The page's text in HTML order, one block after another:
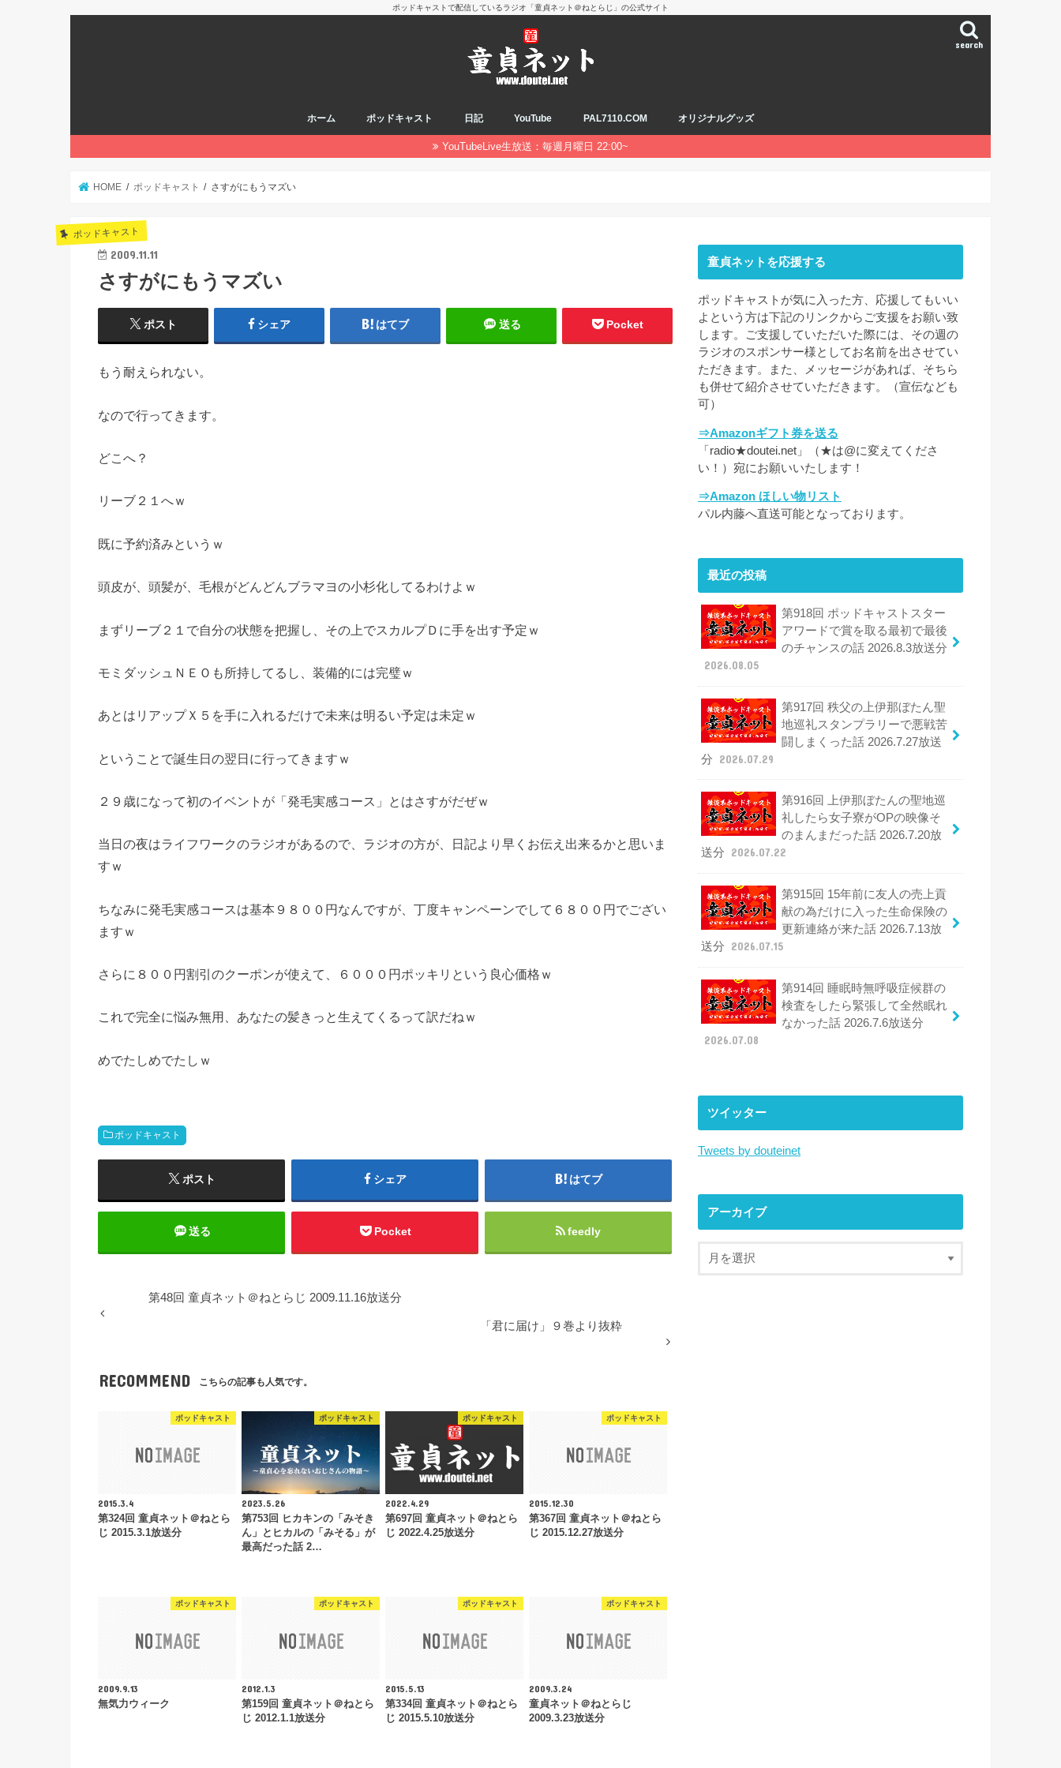
ポッドキャストで配信しているラジオ「童貞ネット＠ねとらじ」の公式サイト
search
ホーム ポッドキャスト 日記 YouTube PAL7110.COM オリジナルグッズ
YouTubeLive生放送：毎週月曜日 22:00~
HOME ポッドキャスト さすがにもうマズい
ポッドキャスト
2009.11.11
さすがにもうマズい
ポスト シェア はてブ 送る Pocket
もう耐えられない。
なので行ってきます。
どこへ？
リーブ２１へｗ
既に予約済みというｗ
頭皮が、頭髪が、毛根がどんどんブラマヨの小杉化してるわけよｗ
まずリーブ２１で自分の状態を把握し、その上でスカルプＤに手を出す予定ｗ
モミダッシュＮＥＯも所持してるし、装備的には完璧ｗ
あとはリアップＸ５を手に入れるだけで未来は明るい予定は未定ｗ
ということで誕生日の翌日に行ってきますｗ
２９歳になって初のイベントが「発毛実感コース」とはさすがだぜｗ
当日の夜はライフワークのラジオがあるので、ラジオの方が、日記より早くお伝え出来るかと思いま
すｗ
ちなみに発毛実感コースは基本９８００円なんですが、丁度キャンペーンでして６８００円でござい
ますｗ
さらに８００円割引のクーポンが使えて、６０００円ポッキリという良心価格ｗ
これで完全に悩み無用、あなたの髪きっと生えてくるって訳だねｗ
めでたしめでたしｗ
ポッドキャスト
ポスト シェア はてブ
送る Pocket feedly
第48回 童貞ネット＠ねとらじ 2009.11.16放送分
「君に届け」９巻より抜粋
RECOMMEND こちらの記事も人気です。
ポッドキャスト
2015.3.4
第324回 童貞ネット＠ねとら
じ 2015.3.1放送分
ポッドキャスト
2023.5.26
第753回 ヒカキンの「みそき
ん」とヒカルの「みそる」が
最高だった話 2…
ポッドキャスト
2022.4.29
第697回 童貞ネット＠ねとら
じ 2022.4.25放送分
ポッドキャスト
2015.12.30
第367回 童貞ネット＠ねとら
じ 2015.12.27放送分
ポッドキャスト
2009.9.13
無気力ウィーク
ポッドキャスト
2012.1.3
第159回 童貞ネット＠ねとら
じ 2012.1.1放送分
ポッドキャスト
2015.5.13
第334回 童貞ネット＠ねとら
じ 2015.5.10放送分
ポッドキャスト
2009.3.24
童貞ネット＠ねとらじ
2009.3.23放送分
童貞ネットを応援する
ポッドキャストが気に入った方、応援してもいい
よという方は下記のリンクからご支援をお願い致
します。ご支援していただいた際には、その週の
ラジオのスポンサー様としてお名前を出させてい
ただきます。また、メッセージがあれば、そちら
も併せて紹介させていただきます。（宣伝なども
可）
⇒Amazonギフト券を送る
「radio★doutei.net」（★は@に変えてくださ
い！）宛にお願いいたします！
⇒Amazon ほしい物リスト
パル内藤へ直送可能となっております。
最近の投稿
第918回 ポッドキャストスター
アワードで賞を取る最初で最後
のチャンスの話 2026.8.3放送分
2026.08.05
第917回 秩父の上伊那ぼたん聖
地巡礼スタンプラリーで悪戦苦
闘しまくった話 2026.7.27放送
分
2026.07.29
第916回 上伊那ぼたんの聖地巡
礼したら女子寮がOPの映像そ
のまんまだった話 2026.7.20放
送分
2026.07.22
第915回 15年前に友人の売上貢
献の為だけに入った生命保険の
更新連絡が来た話 2026.7.13放
送分
2026.07.15
第914回 睡眠時無呼吸症候群の
検査をしたら緊張して全然眠れ
なかった話 2026.7.6放送分
2026.07.08
ツイッター
Tweets by douteinet
アーカイブ